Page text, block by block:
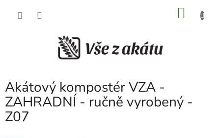
Akátový kompostér VZA -
ZAHRADNÍ - ručně vyrobený -
Z07